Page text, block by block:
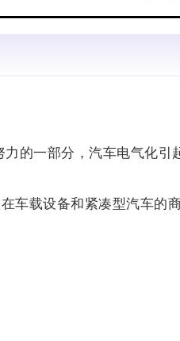
的一部分，汽车电气化引
车载设备和紧凑型汽车的